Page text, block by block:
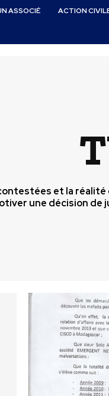
ASSOCIÉ ACTION
et la
une décision